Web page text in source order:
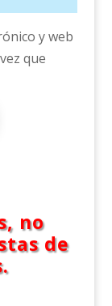
y web
que
no
de